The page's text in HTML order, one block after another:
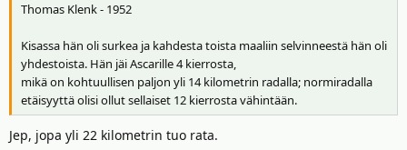
Thomas Klenk - 1952
Kisassa hän oli surkea ja kahdesta toista maaliin selvinneestä hän oli
yhdestoista. Hän jäi Ascarille 4 kierrosta,
mikä on kohtuullisen paljon yli 14 kilometrin radalla; normiradalla
etäisyyttä olisi ollut sellaiset 12 kierrosta vähintään.
Jep, jopa yli 22 kilometrin tuo rata.